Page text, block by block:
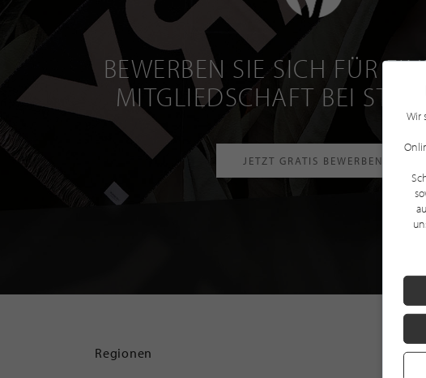
BEWERBEN SIE SICH FÜR
MITGLIEDSCHAFT BEI
JETZT GRATIS BEWERBEN
Regionen
Wir